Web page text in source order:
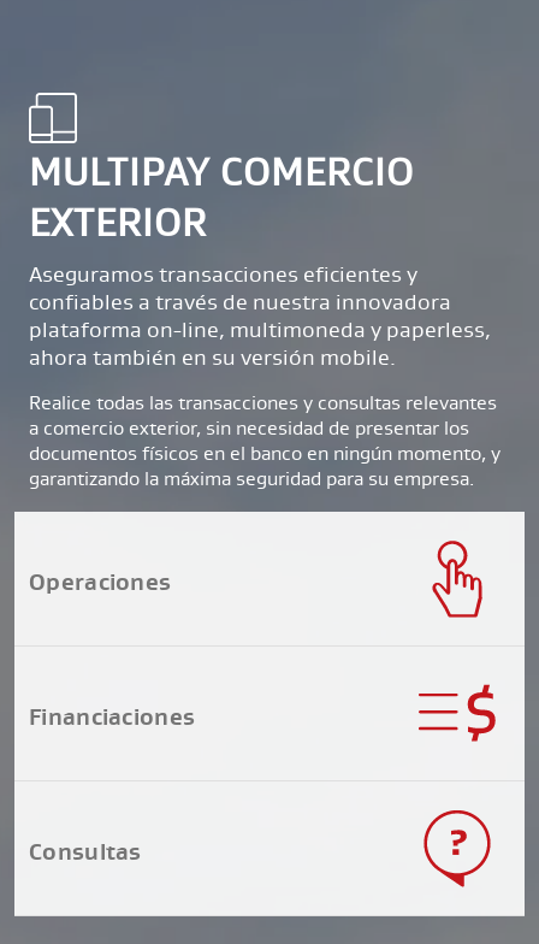
MULTIPAY COMERCIO
EXTERIOR
Aseguramos transacciones eficientes y
confiables a través de nuestra innovadora
plataforma on-line, multimoneda y paperless,
ahora también en su versión mobile.
Realice todas las transacciones y consultas relevantes
a comercio exterior, sin necesidad de presentar los
documentos físicos en el banco en ningún momento, y
garantizando la máxima seguridad para su empresa.
Operaciones
Financiaciones
Consultas